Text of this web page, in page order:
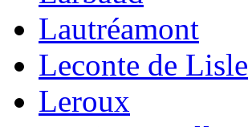
Lautréamont
Leconte de Lisle
Leroux